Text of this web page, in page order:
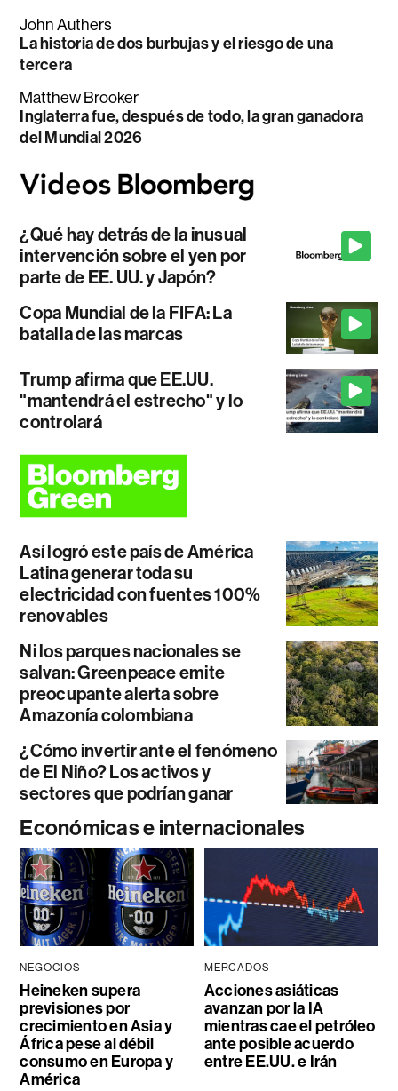
John Authers
La historia de dos burbujas y el riesgo de una
tercera
Matthew Brooker
Inglaterra fue, después de todo, la gran ganadora
del Mundial 2026
¿Qué hay detrás de la inusual
intervención sobre el yen por
parte de EE. UU. y Japón?
Copa Mundial de la FIFA: La
batalla de las marcas
Trump afirma que EE.UU.
"mantendrá el estrecho" y lo
controlará
Así logró este país de América
Latina generar toda su
electricidad con fuentes 100%
renovables
Ni los parques nacionales se
salvan: Greenpeace emite
preocupante alerta sobre
Amazonía colombiana
¿Cómo invertir ante el fenómeno
de El Niño? Los activos y
sectores que podrían ganar
Económicas e internacionales
NEGOCIOS
Heineken supera
previsiones por
crecimiento en Asia y
África pese al débil
consumo en Europa y
América
MERCADOS
Acciones asiáticas
avanzan por la IA
mientras cae el petróleo
ante posible acuerdo
entre EE.UU. e Irán